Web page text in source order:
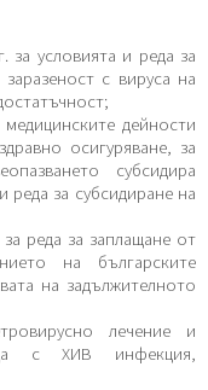
за условията и реда за
с вируса на
дейности
осигуряване, за
субсидира
реда за субсидиране на
реда за заплащане от
на българските
на задължителното
лечение и
с ХИВ инфекция,